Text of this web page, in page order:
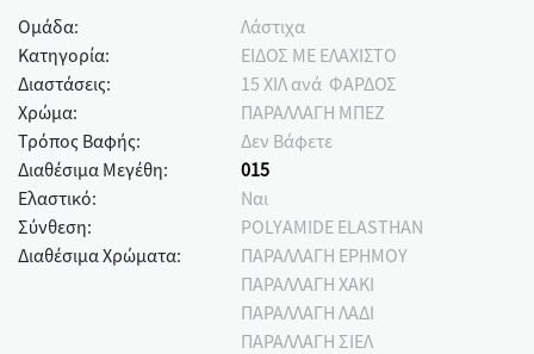
Ομάδα:
Λάστιχα
Κατηγορία:
ΕΙΔΟΣ ΜΕ ΕΛΑΧΙΣΤΟ
Διαστάσεις:
15 ΧΙΛ ανά ΦΑΡΔΟΣ
Χρώμα:
ΠΑΡΑΛΛΑΓΗ ΜΠΕΖ
Τρόπος Βαφής:
Δεν Βάφετε
Διαθέσιμα Μεγέθη:
015
Ελαστικό:
Ναι
Σύνθεση:
POLYAMIDE ELASTHAN
Διαθέσιμα Χρώματα:
ΠΑΡΑΛΛΑΓΗ ΕΡΗΜΟΥ
ΠΑΡΑΛΛΑΓΗ ΧΑΚΙ
ΠΑΡΑΛΛΑΓΗ ΛΑΔΙ
ΠΑΡΑΛΛΑΓΗ ΣΙΕΛ